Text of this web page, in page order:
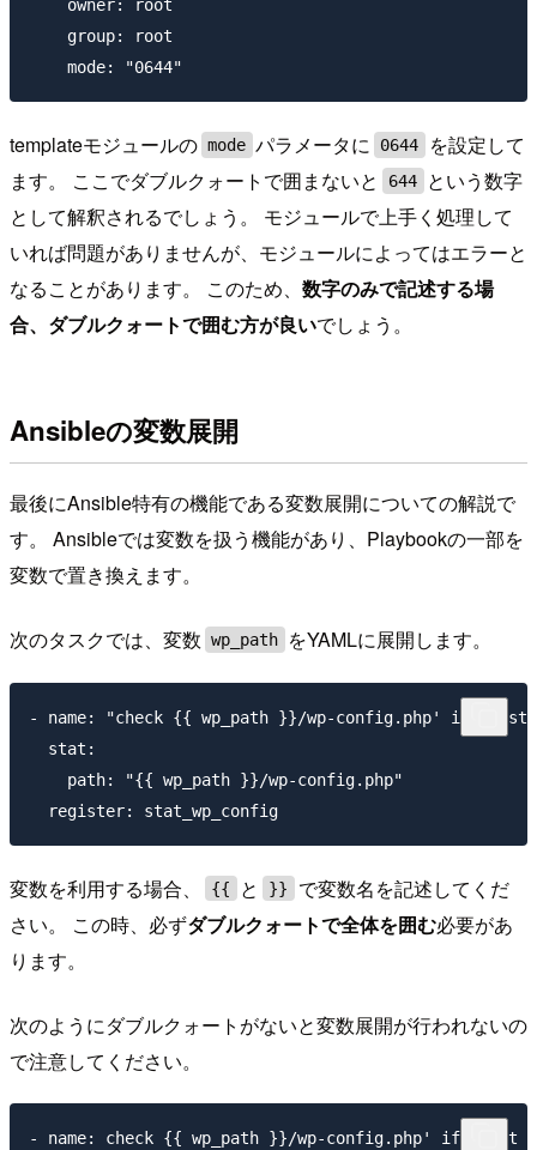
    owner: root
    group: root
templateモジュールの mode パラメータに 0644
を設定して
ます。 ここでダブルクォートで囲まないと
644
という数字
として解釈されるでしょう。 モジュールで上手く処理して
いれば問題がありませんが、モジュールによってはエラーと
なることがあります。 このため、 数字のみで記述する場
合、ダブルクォートで囲む方が良いでしょう。
Ansibleの変数展開
最後にAnsible特有の機能である変数展開についての解説で
す。 Ansibleでは変数を扱う機能があり、Playbookの一部を
変数で置き換えます。
次のタスクでは、変数 wp_path をYAMLに展開します。
- name: "check {{ wp_path }}/wp-config.php' if exist"
  stat:
    path: "{{ wp_path }}/wp-config.php"
変数を利用する場合、 {{ と }}
で変数名を記述してくだ
さい。 この時、必ずダブルクォートで全体を囲む必要があ
ります。
次のようにダブルクォートがないと変数展開が行われないの
で注意してください。
- name: check {{ wp_path }}/wp-config.php' if exist